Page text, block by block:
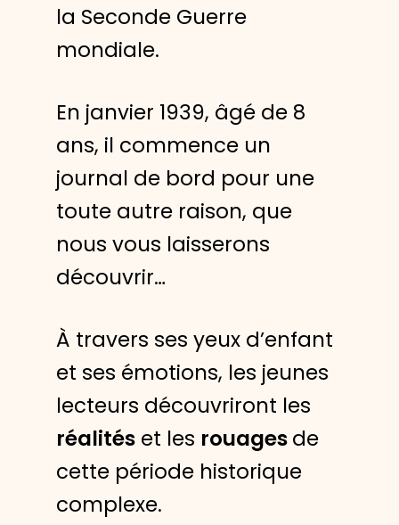
la Seconde Guerre
mondiale.
En janvier 1939, âgé de 8
ans, il commence un
journal de bord pour une
toute autre raison, que
nous vous laisserons
découvrir…
À travers ses yeux d’enfant
et ses émotions, les jeunes
lecteurs découvriront les
réalités et les rouagesde
cette période historique
complexe.